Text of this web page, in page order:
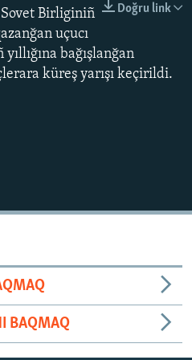
Doğru link
Sovet Birliginiñ
uçucı
bağışlanğan
küreş yarışı keçirildi.
BAQMAQ